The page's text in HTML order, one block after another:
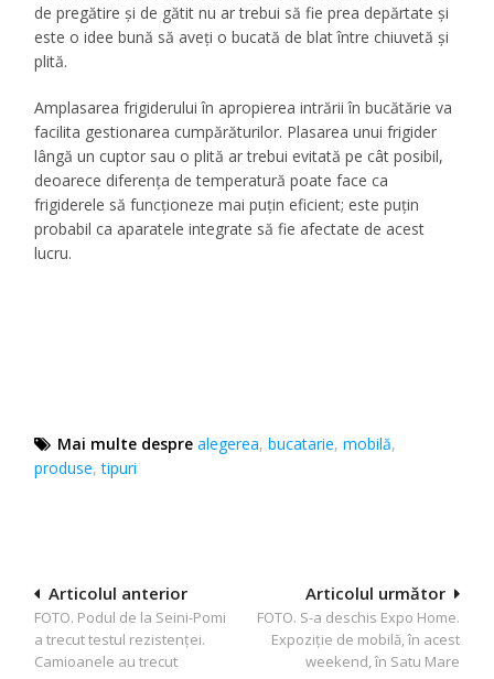
de pregătire și de gătit nu ar trebui să fie prea depărtate și
este o idee bună să aveți o bucată de blat între chiuvetă și
plită.
Amplasarea frigiderului în apropierea intrării în bucătărie va
facilita gestionarea cumpărăturilor. Plasarea unui frigider
lângă un cuptor sau o plită ar trebui evitată pe cât posibil,
deoarece diferența de temperatură poate face ca
frigiderele să funcționeze mai puțin eficient; este puțin
probabil ca aparatele integrate să fie afectate de acest
lucru.
Mai multe despre alegerea,bucatarie,mobilă,
produse,tipuri
Navigare
în
articole
Articolul următor
FOTO. S-a deschis Expo Home.
Expoziție de mobilă, în acest
weekend, în Satu Mare
Articolul anterior
FOTO. Podul de la Seini-Pomi
a trecut testul rezistenţei.
Camioanele au trecut